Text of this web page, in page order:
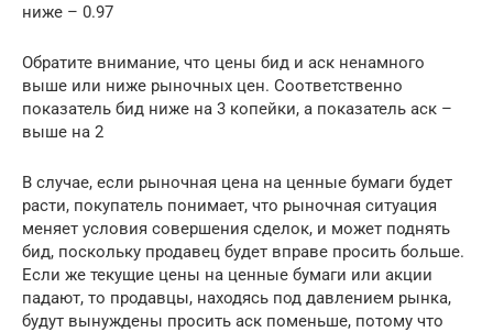
ниже – 0.97
Обратите внимание, что цены бид и аск ненамного
выше или ниже рыночных цен. Соответственно
показатель бид ниже на 3 копейки, а показатель аск –
выше на 2
В случае, если рыночная цена на ценные бумаги будет
расти, покупатель понимает, что рыночная ситуация
меняет условия совершения сделок, и может поднять
бид, поскольку продавец будет вправе просить больше.
Если же текущие цены на ценные бумаги или акции
падают, то продавцы, находясь под давлением рынка,
будут вынуждены просить аск поменьше, потому что